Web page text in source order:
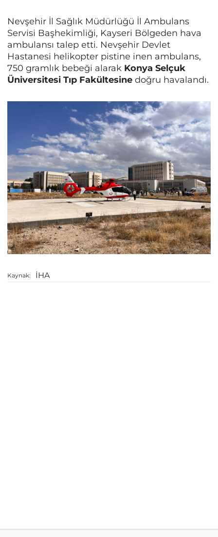
Nevşehir İl Sağlık Müdürlüğü İl Ambulans
Servisi Başhekimliği, Kayseri Bölgeden hava
ambulansı talep etti. Nevşehir Devlet
Hastanesi helikopter pistine inen ambulans,
750 gramlık bebeği alarak Konya Selçuk
Üniversitesi Tıp Fakültesine doğru havalandı.
Kaynak: İHA